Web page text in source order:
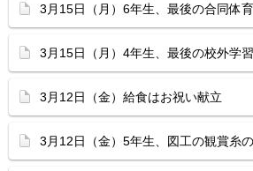
3月15日（月）6年生、最後の合同体育
3月15日（月）4年生、最後の校外学
3月12日（金）給食はお祝い献立
3月12日（金）5年生、図工の観賞糸